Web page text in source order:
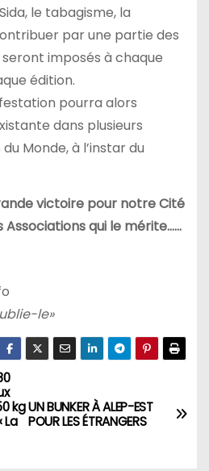
le tabagisme, la
par une partie des
imposés à chaque
édition.
pourra alors
dans plusieurs
Monde, à l’instar du
victoire pour notre Cité
qui le mérite……
le»
UN BUNKER À ALEP-EST
POUR LES ÉTRANGERS
kg
La